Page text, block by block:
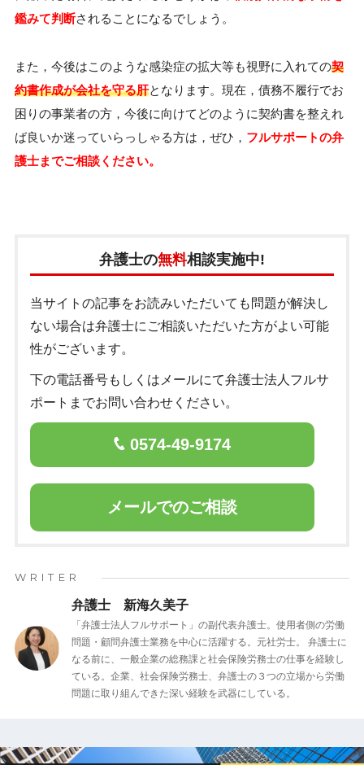
鑑みて判断されることになるでしょう。
また，今後はこのような感染症の拡大等も視野に入れての契
約書作成が会社を守る肝となります。現在，債務不履行でお
困りの事業者の方，今後に向けてどのように契約書を整えれ
ば良いか迷っていらっしゃる方は，ぜひ， フルサポートの弁
護士までご相談ください。
弁護士の無料相談実施中!
当サイトの記事をお読みいただいても問題が解決し
ない場合は弁護士にご相談いただいた方がよい可能
性がございます。
下の電話番号もしくはメールにて弁護士法人フルサ
ポートまでお問い合わせください。
0574-49-9174
メールでのご相談
WRITER
弁護士 新海久美子
「弁護士法人フルサポート」の副代表弁護士。使用者側の労働
問題・顧問弁護士業務を中心に活躍する。元社労士。 弁護士に
なる前に、一般企業の総務課と社会保険労務士の仕事を経験し
ている。企業、社会保険労務士、弁護士の３つの立場から労働
問題に取り組んできた深い経験を武器にしている。